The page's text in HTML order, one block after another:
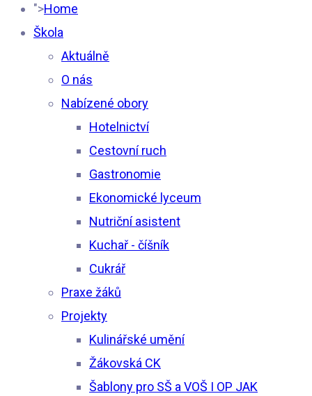
characters for results.
">Home
Škola
Aktuálně
O nás
Nabízené obory
Hotelnictví
Cestovní ruch
Gastronomie
Ekonomické lyceum
Nutriční asistent
Kuchař - číšník
Cukrář
Praxe žáků
Projekty
Kulinářské umění
Žákovská CK
Šablony pro SŠ a VOŠ I OP JAK